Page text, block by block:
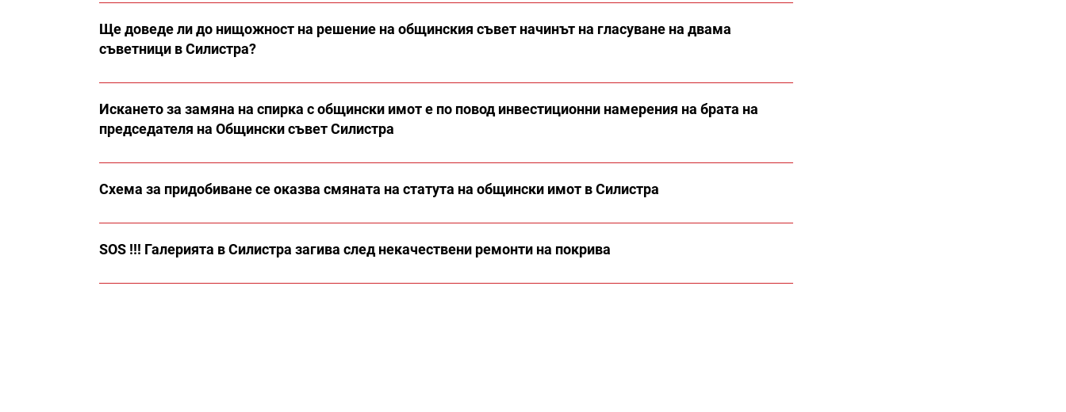
Ще доведе ли до нищожност на решение на общинския съвет начинът на гласуване на двама
съветници в Силистра?
Искането за замяна на спирка с общински имот е по повод инвестиционни намерения на брата на
председателя на Общински съвет Силистра
Схема за придобиване се оказва смяната на статута на общински имот в Силистра
SOS !!! Галерията в Силистра загива след некачествени ремонти на покрива